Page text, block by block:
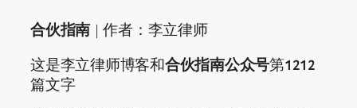
合伙指南 | 作者：李立律师
这是李立律师博客和合伙指南公众号第1212
篇文字